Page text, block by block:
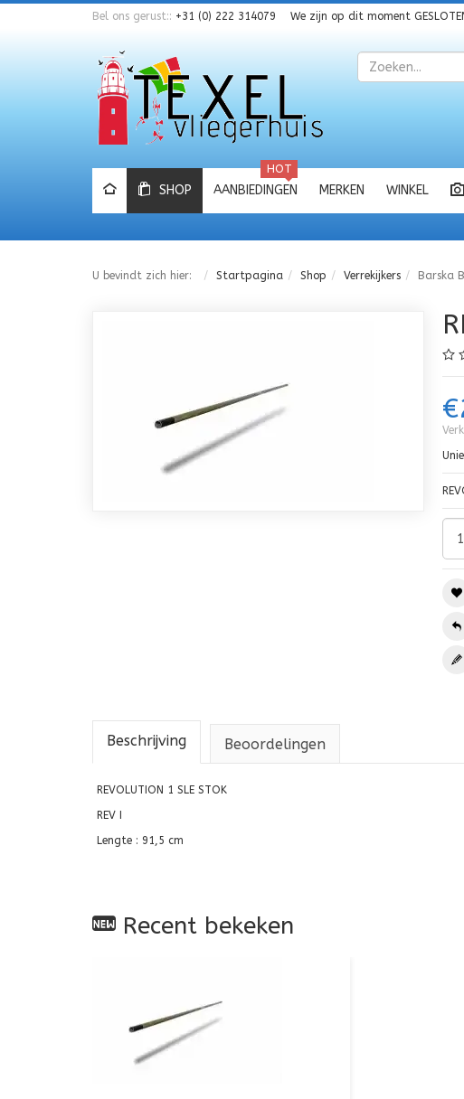
Bel ons gerust:: +31 (0) 222 314079 We zijn op dit moment
Zoeken
SHOP AANBIEDINGEN
HOT
MERKEN WINKEL
U bevindt zich hier: Startpagina Shop Verrekijkers Barska
Beschrijving Beoordelingen
REVOLUTION 1 SLE STOK
REV I
Lengte : 91,5 cm
Recent bekeken